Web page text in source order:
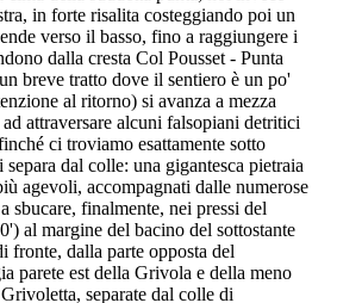
in forte risalita costeggiando poi un
verso il basso, fino a raggiungere i
dalla cresta Col Pousset - Punta
breve tratto dove il sentiero è un po'
al ritorno) si avanza a mezza
attraversare alcuni falsopiani detritici
ci troviamo esattamente sotto
dal colle: una gigantesca pietraia
agevoli, accompagnati dalle numerose
sbucare, finalmente, nei pressi del
al margine del bacino del sottostante
fronte, dalla parte opposta del
parete est della Grivola e della meno
separate dal colle di